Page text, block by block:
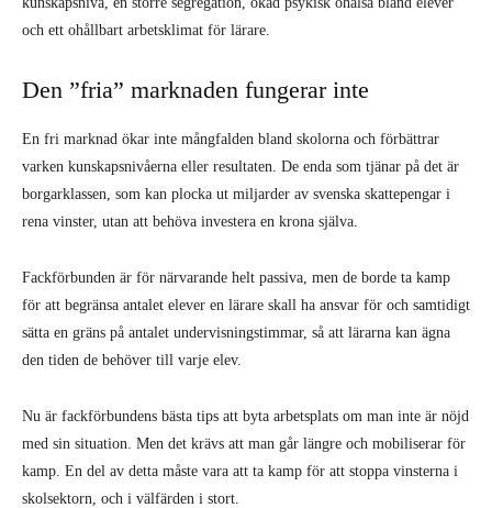
och ett ohållbart arbetsklimat för lärare.
Den ”fria” marknaden fungerar inte
En fri marknad ökar inte mångfalden bland skolorna och förbättrar
varken kunskapsnivåerna eller resultaten. De enda som tjänar på det är
borgarklassen, som kan plocka ut miljarder av svenska skattepengar i
rena vinster, utan att behöva investera en krona själva.
Fackförbunden är för närvarande helt passiva, men de borde ta kamp
för att begränsa antalet elever en lärare skall ha ansvar för och samtidigt
sätta en gräns på antalet undervisningstimmar, så att lärarna kan ägna
den tiden de behöver till varje elev.
Nu är fackförbundens bästa tips att byta arbetsplats om man inte är nöjd
med sin situation. Men det krävs att man går längre och mobiliserar för
kamp. En del av detta måste vara att ta kamp för att stoppa vinsterna i
skolsektorn, och i välfärden i stort.